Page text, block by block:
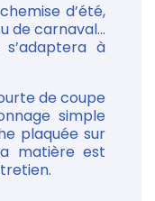
d’été,
de carnaval...
à
de coupe
simple
plaquée sur
matière est